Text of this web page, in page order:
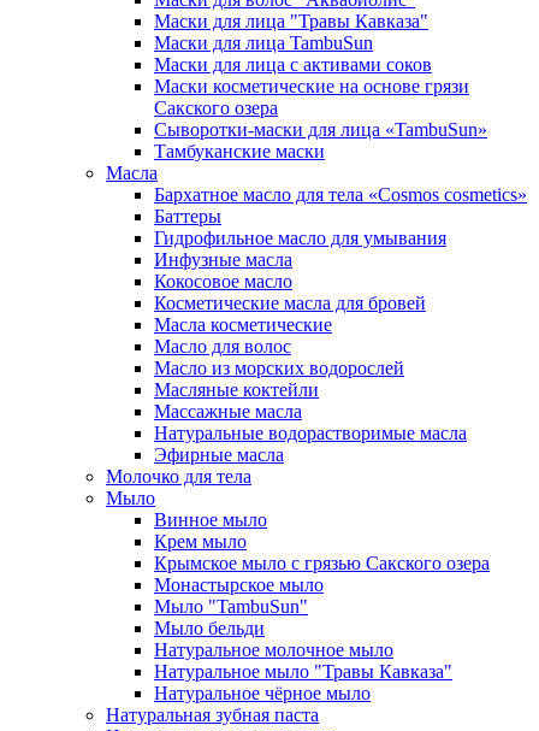
Маски для лица "Травы Кавказа"
Маски для лица TambuSun
Маски для лица с активами соков
Маски косметические на основе грязи
Сакского озера
Сыворотки-маски для лица «TambuSun»
Тамбуканские маски
Масла
Бархатное масло для тела «Cosmos cosmetics»
Баттеры
Гидрофильное масло для умывания
Инфузные масла
Кокосовое масло
Косметические масла для бровей
Масла косметические
Масло для волос
Масло из морских водорослей
Масляные коктейли
Массажные масла
Натуральные водорастворимые масла
Эфирные масла
Молочко для тела
Мыло
Винное мыло
Крем мыло
Крымское мыло с грязью Сакского озера
Монастырское мыло
Мыло "TambuSun"
Мыло бельди
Натуральное молочное мыло
Натуральное мыло "Травы Кавказа"
Натуральное чёрное мыло
Натуральная зубная паста